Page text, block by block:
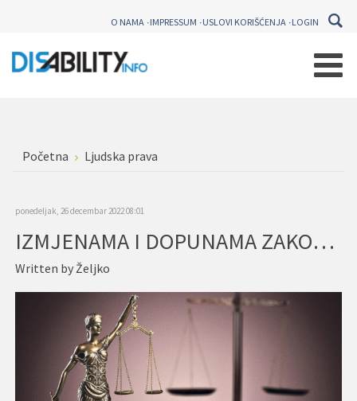
O NAMA IMPRESSUM USLOVI KORIŠĆENJA LOGIN
Početna Ljudska prava
ponedeljak, 26 decembar 2022 08:01
IZMJENAMA I DOPUNAMA ZAKONA O BESPLATNOJ PRAVNOJ POMOĆI UNAPRIJEDITI SISTEMM PRUŽANJA BESPLATNE PRAVNE POMOĆI
Written byŽeljko